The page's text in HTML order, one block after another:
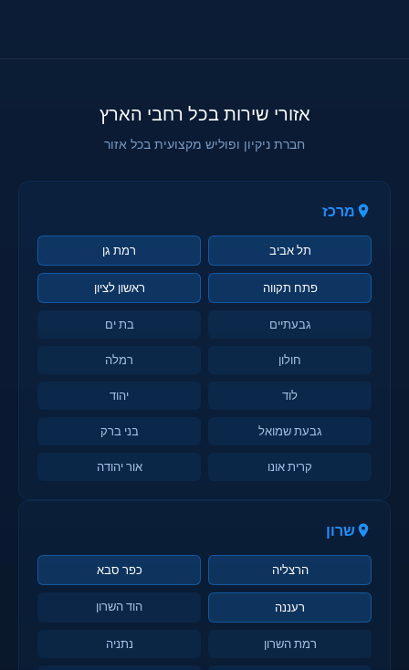
אזורי שירות בכל רחבי הארץ
חברת ניקיון ופוליש מקצועית בכל אזור
מרכז
תל אביב רמת גן
פתח תקווה ראשון לציון
גבעתיים בת ים
חולון רמלה
לוד יהוד
גבעת שמואל בני ברק
קרית אונו אור יהודה
שרון
הרצליה כפר סבא
רעננה הוד השרון
רמת השרון נתניה